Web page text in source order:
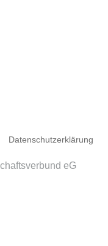
Datenschutzerklärung
eG